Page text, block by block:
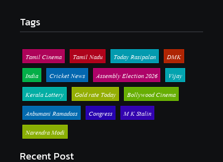
Tags
Tamil Cinema Tamil Nadu Today Rasipalan
DMK
India
Cricket News Assembly Election 2026
Vijay
Kerala Lottery
Gold rate Today
Bollywood Cinema
Anbumani Ramadoss
Congress
M K Stalin
Narendra Modi
Recent Post